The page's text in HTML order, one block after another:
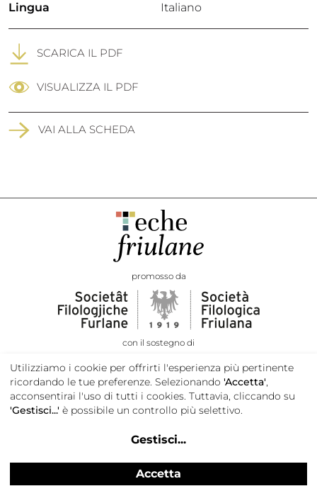
Lingua
Italiano
SCARICA IL PDF
VISUALIZZA IL PDF
VAI ALLA SCHEDA
promosso da
con il sostegno di
Privacy e cookie policy
Utilizziamo i cookie per offrirti l'esperienza più pertinente
ricordando le tue preferenze. Selezionando 'Accetta',
acconsentirai l'uso di tutti i cookies. Tuttavia, cliccando su
'Gestisci...' è possibile un controllo più selettivo.
Gestisci...
Accetta